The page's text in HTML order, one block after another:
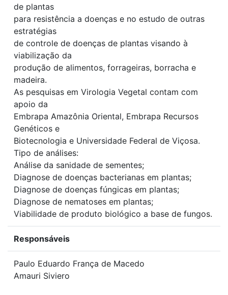
de plantas
para resistência a doenças e no estudo de outras
estratégias
de controle de doenças de plantas visando à
viabilização da
produção de alimentos, forrageiras, borracha e
madeira.
As pesquisas em Virologia Vegetal contam com
apoio da
Embrapa Amazônia Oriental, Embrapa Recursos
Genéticos e
Biotecnologia e Universidade Federal de Viçosa.
Tipo de análises:
Análise da sanidade de sementes;
Diagnose de doenças bacterianas em plantas;
Diagnose de doenças fúngicas em plantas;
Diagnose de nematoses em plantas;
Viabilidade de produto biológico a base de fungos.
Responsáveis
Paulo Eduardo França de Macedo
Amauri Siviero